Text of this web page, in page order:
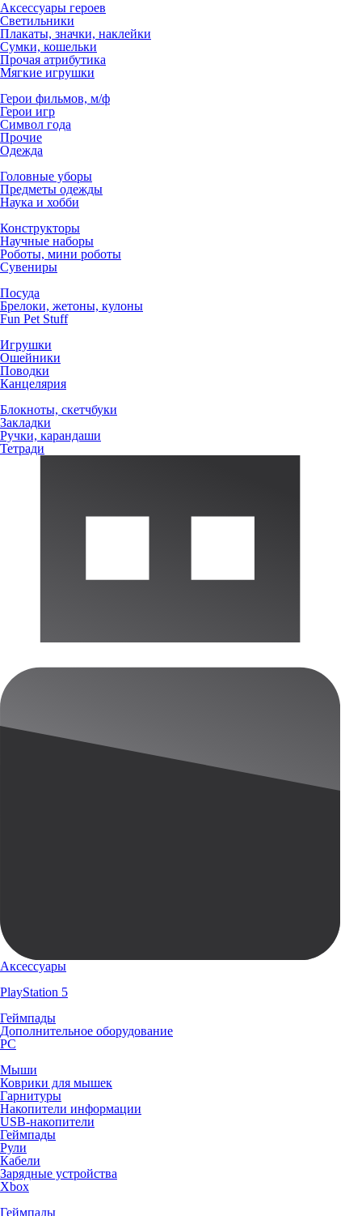
Аксессуары героев
Светильники
Плакаты, значки, наклейки
Сумки, кошельки
Прочая атрибутика
Мягкие игрушки
Герои фильмов, м/ф
Герои игр
Символ года
Прочие
Одежда
Головные уборы
Предметы одежды
Наука и хобби
Конструкторы
Научные наборы
Роботы, мини роботы
Сувениры
Посуда
Брелоки, жетоны, кулоны
Fun Pet Stuff
Игрушки
Ошейники
Поводки
Канцелярия
Блокноты, скетчбуки
Закладки
Ручки, карандаши
Тетради
Аксессуары
PlayStation 5
Геймпады
Дополнительное оборудование
PC
Мыши
Коврики для мышек
Гарнитуры
Накопители информации
USB-накопители
Геймпады
Рули
Кабели
Зарядные устройства
Xbox
Геймпады